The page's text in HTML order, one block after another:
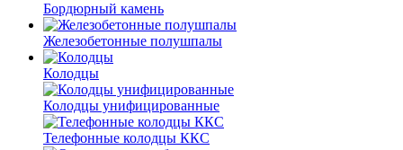
Бордюрный камень
Железобетонные полушпалы
Колодцы
Колодцы унифицированные
Телефонные колодцы ККС